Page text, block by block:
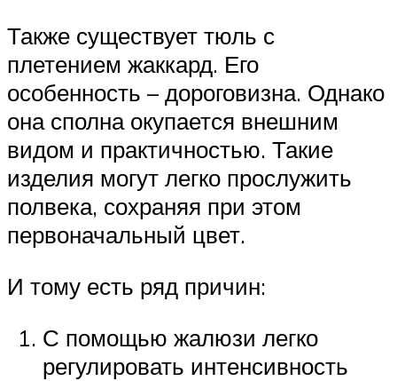
Также существует тюль с
плетением жаккард. Его
особенность – дороговизна. Однако
она сполна окупается внешним
видом и практичностью. Такие
изделия могут легко прослужить
полвека, сохраняя при этом
первоначальный цвет.
И тому есть ряд причин:
С помощью жалюзи легко
регулировать интенсивность